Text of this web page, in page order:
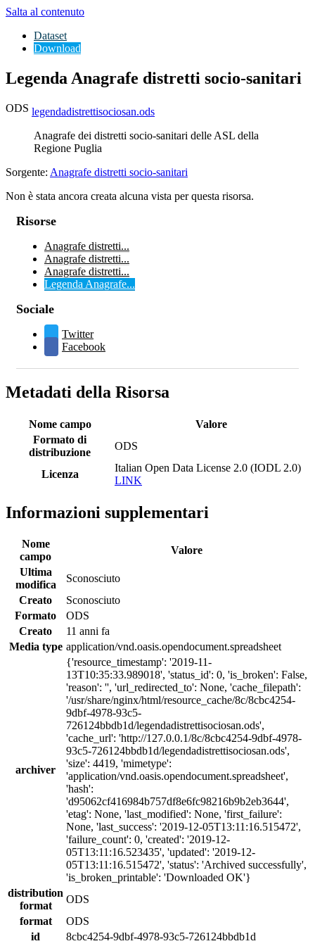
Salta al contenuto
Dataset
Download
Legenda Anagrafe distretti socio-sanitari
ODS legendadistrettisociosan.ods
Anagrafe dei distretti socio-sanitari delle ASL della
Regione Puglia
Sorgente: Anagrafe distretti socio-sanitari
Non è stata ancora creata alcuna vista per questa risorsa.
Risorse
Anagrafe distretti...
Anagrafe distretti...
Anagrafe distretti...
Legenda Anagrafe...
Sociale
Twitter
Facebook
Metadati della Risorsa
Nome campo
Valore
Formato di
distribuzione
ODS
Licenza
Italian Open Data License 2.0 (IODL 2.0)
LINK
Informazioni supplementari
Nome
campo
Valore
Ultima
modifica
Sconosciuto
Creato
Sconosciuto
Formato
ODS
Creato
11 anni fa
Media type application/vnd.oasis.opendocument.spreadsheet
archiver
{'resource_timestamp': '2019-11-
13T10:35:33.989018', 'status_id': 0, 'is_broken': False,
'reason': '', 'url_redirected_to': None, 'cache_filepath':
'/usr/share/nginx/html/resource_cache/8c/8cbc4254-
9dbf-4978-93c5-
726124bbdb1d/legendadistrettisociosan.ods',
'cache_url': 'http://127.0.0.1/8c/8cbc4254-9dbf-4978-
93c5-726124bbdb1d/legendadistrettisociosan.ods',
'size': 4419, 'mimetype':
'application/vnd.oasis.opendocument.spreadsheet',
'hash':
'd95062cf416984b757df8e6fc98216b9b2eb3644',
'etag': None, 'last_modified': None, 'first_failure':
None, 'last_success': '2019-12-05T13:11:16.515472',
'failure_count': 0, 'created': '2019-12-
05T13:11:16.523435', 'updated': '2019-12-
05T13:11:16.515472', 'status': 'Archived successfully',
'is_broken_printable': 'Downloaded OK'}
distribution
format
ODS
format
ODS
id
8cbc4254-9dbf-4978-93c5-726124bbdb1d